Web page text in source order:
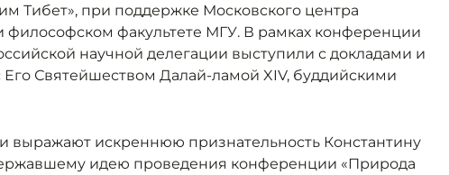
Тибет», при поддержке Московского центра
философском факультете МГУ. В рамках конференции
научной делегации выступили с докладами и
Святейшеством Далай-ламой XIV, буддийскими
выражают искреннюю признательность Константину
идею проведения конференции «Природа